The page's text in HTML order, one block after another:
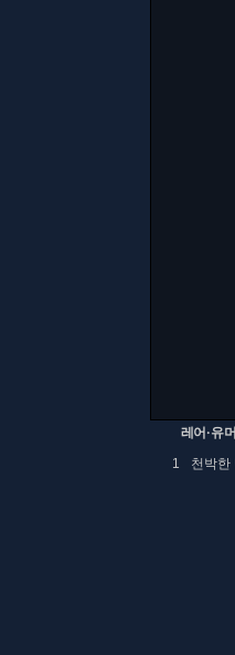
레어·유
1 천박한 남편 때